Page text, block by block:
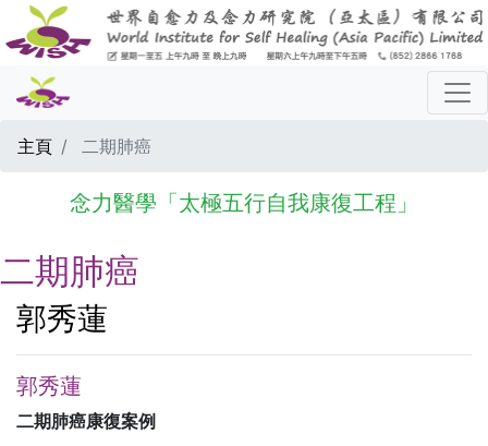
主頁 二期肺癌
念力醫學「太極五行自我康復工程」
二期肺癌
郭秀蓮
郭秀蓮
二期肺癌康復案例